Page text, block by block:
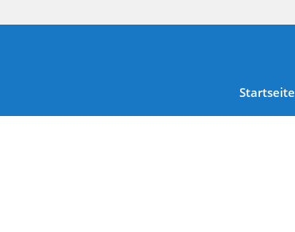
Startseite